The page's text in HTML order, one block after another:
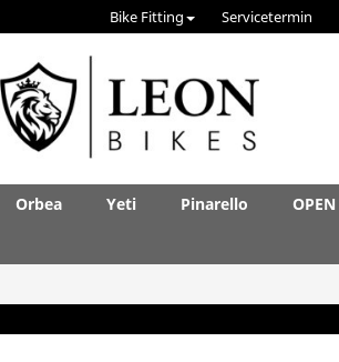
Bike Fitting Servicetermin
Orbea Yeti Pinarello OPEN